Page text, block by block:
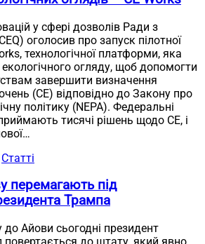
у сфері дозволів Ради з
оголосив про запуск пілотної
технологічної платформи, яка
огляду, щоб допомогти
завершити визначення
(CE) відповідно до Закону про
політику (NEPA). Федеральні
тисячі рішень щодо CE, і
Статті
перемагають під
Трампа
до Айови сьогодні президент